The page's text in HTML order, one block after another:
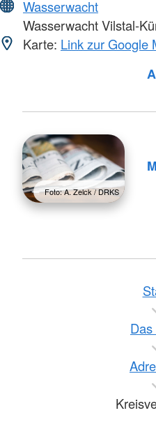
Wasserwacht
Wasserwacht Vilstal-
Karte: Link zur Google
Foto: A. Zelck / DRKS